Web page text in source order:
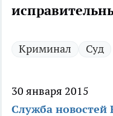
Криминал Суд
30 января 2015
Служба новостей